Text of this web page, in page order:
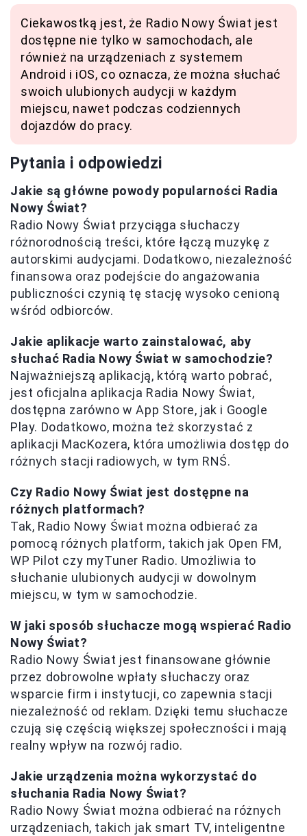
Ciekawostką jest, że Radio Nowy Świat jest
dostępne nie tylko w samochodach, ale
również na urządzeniach z systemem
Android i iOS, co oznacza, że można słuchać
swoich ulubionych audycji w każdym
miejscu, nawet podczas codziennych
dojazdów do pracy.
Pytania i odpowiedzi
Jakie są główne powody popularności Radia
Nowy Świat?
Radio Nowy Świat przyciąga słuchaczy
różnorodnością treści, które łączą muzykę z
autorskimi audycjami. Dodatkowo, niezależność
finansowa oraz podejście do angażowania
publiczności czynią tę stację wysoko cenioną
wśród odbiorców.
Jakie aplikacje warto zainstalować, aby
słuchać Radia Nowy Świat w samochodzie?
Najważniejszą aplikacją, którą warto pobrać,
jest oficjalna aplikacja Radia Nowy Świat,
dostępna zarówno w App Store, jak i Google
Play. Dodatkowo, można też skorzystać z
aplikacji MacKozera, która umożliwia dostęp do
różnych stacji radiowych, w tym RNŚ.
Czy Radio Nowy Świat jest dostępne na
różnych platformach?
Tak, Radio Nowy Świat można odbierać za
pomocą różnych platform, takich jak Open FM,
WP Pilot czy myTuner Radio. Umożliwia to
słuchanie ulubionych audycji w dowolnym
miejscu, w tym w samochodzie.
W jaki sposób słuchacze mogą wspierać Radio
Nowy Świat?
Radio Nowy Świat jest finansowane głównie
przez dobrowolne wpłaty słuchaczy oraz
wsparcie firm i instytucji, co zapewnia stacji
niezależność od reklam. Dzięki temu słuchacze
czują się częścią większej społeczności i mają
realny wpływ na rozwój radio.
Jakie urządzenia można wykorzystać do
słuchania Radia Nowy Świat?
Radio Nowy Świat można odbierać na różnych
urządzeniach, takich jak smart TV, inteligentne